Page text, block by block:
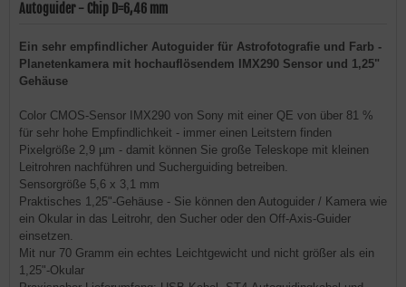
Autoguider - Chip D=6,46 mm
Ein sehr empfindlicher Autoguider für Astrofotografie und Farb -
Planetenkamera mit hochauflösendem IMX290 Sensor und 1,25"
Gehäuse
Color CMOS-Sensor IMX290 von Sony mit einer QE von über 81 %
für sehr hohe Empfindlichkeit - immer einen Leitstern finden
Pixelgröße 2,9 µm - damit können Sie große Teleskope mit kleinen
Leitrohren nachführen und Sucherguiding betreiben.
Sensorgröße 5,6 x 3,1 mm
Praktisches 1,25"-Gehäuse - Sie können den Autoguider / Kamera wie
ein Okular in das Leitrohr, den Sucher oder den Off-Axis-Guider
einsetzen.
Mit nur 70 Gramm ein echtes Leichtgewicht und nicht größer als ein
1,25"-Okular